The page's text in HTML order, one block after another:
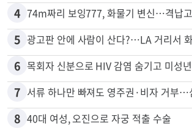
4
5 광고판 안에 사람이 산다?…LA 거리서
6 목회자 신분으로 HIV 감염 숨기고 미성
7
8 40대 여성, 오진으로 자궁 적출 수술